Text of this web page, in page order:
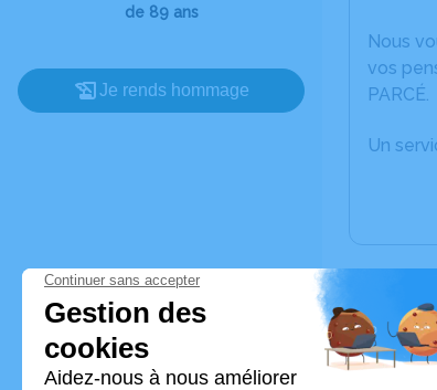
de 89 ans
Je rends hommage
Nous
vos
PARCÉ.
Un